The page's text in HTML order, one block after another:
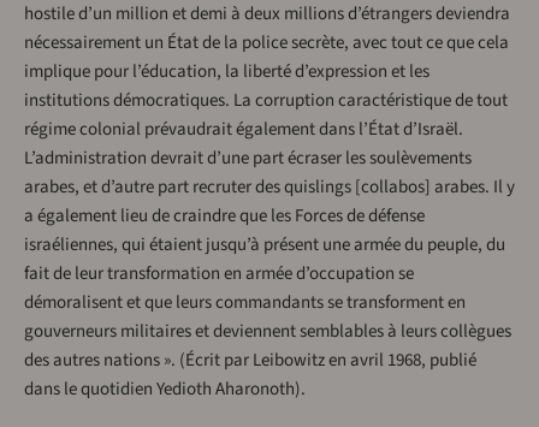
hostile d’un million et demi à deux millions d’étrangers deviendra
nécessairement un État de la police secrète, avec tout ce que cela
implique pour l’éducation, la liberté d’expression et les
institutions démocratiques. La corruption caractéristique de tout
régime colonial prévaudrait également dans l’État d’Israël.
L’administration devrait d’une part écraser les soulèvements
arabes, et d’autre part recruter des quislings [collabos] arabes. Il y
a également lieu de craindre que les Forces de défense
israéliennes, qui étaient jusqu’à présent une armée du peuple, du
fait de leur transformation en armée d’occupation se
démoralisent et que leurs commandants se transforment en
gouverneurs militaires et deviennent semblables à leurs collègues
des autres nations ». (Écrit par Leibowitz en avril 1968, publié
dans le quotidien Yedioth Aharonoth).